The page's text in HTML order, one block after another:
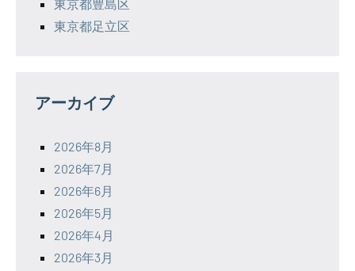
東京都豊島区
東京都足立区
アーカイブ
2026年8月
2026年7月
2026年6月
2026年5月
2026年4月
2026年3月